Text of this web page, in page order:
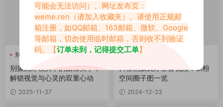
别拔虎牙
别拔虎牙镜头下的甜辣美学，
解锁视觉与心灵的双重心动
2025-11-27
别拔虎牙
抖音别拔虎牙全套视频，铁粉
空间圈子图一览
2024-12-23
可能会无法访问）。网址发布页：
weme.ren （请加入收藏夹）。请使用正规邮
箱注册，如QQ邮箱、163邮箱、微软、Google
等邮箱，切勿使用临时邮箱，否则收不到验证
码。【订单未到，记得提交工单】